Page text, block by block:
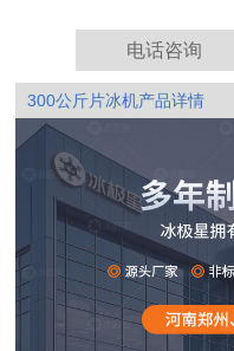
电话咨询
300公斤片冰机产品详情